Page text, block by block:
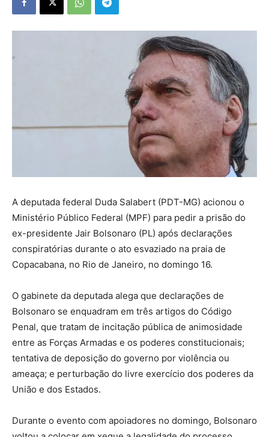
A deputada federal Duda Salabert (PDT-MG) acionou o
Ministério Público Federal (MPF) para pedir a prisão do
ex-presidente Jair Bolsonaro (PL) após declarações
conspiratórias durante o ato esvaziado na praia de
Copacabana, no Rio de Janeiro, no domingo 16.
O gabinete da deputada alega que declarações de
Bolsonaro se enquadram em três artigos do Código
Penal, que tratam de incitação pública de animosidade
entre as Forças Armadas e os poderes constitucionais;
tentativa de deposição do governo por violência ou
ameaça; e perturbação do livre exercício dos poderes da
União e dos Estados.
Durante o evento com apoiadores no domingo, Bolsonaro